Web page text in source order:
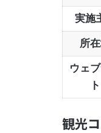
実施
所
ウェ
ト
観光